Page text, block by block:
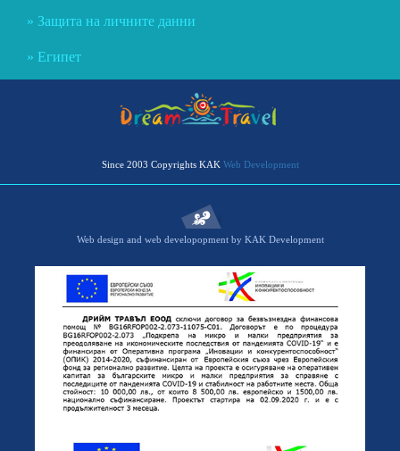
Защита на личните данни
Египет
Since 2003 Copyrights KAK Web Development
Web design and web developopment by KAK Development